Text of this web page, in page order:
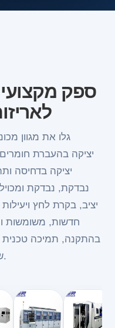
ספק
גלו את מגוון
יציקה בדחיסה
נבדקת, נבדקת
יציב, בקרת לחץ
חדשות, משומשות
בהתקנה, תמיכה טכנית
של מוליכים למחצה ברחבי העולם.